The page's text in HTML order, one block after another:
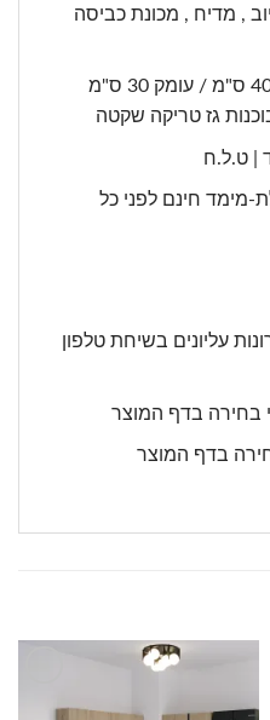
תמי 4, גז , ביוב , מדיח , מכונת כביסה
חלק עליון קלפות בגובה 40 ס"מ / עומק 30 ס"מ
| ט.ל.ח
מימד חינם לפני כל
עליונים בשיחת טלפון
בחירה בדף המוצר
בדף המוצר